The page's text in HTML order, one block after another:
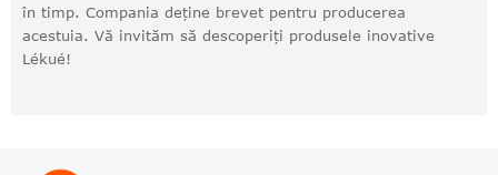
în timp. Compania deține brevet pentru producerea
acestuia. Vă invităm să descoperiți produsele inovative
Lékué!